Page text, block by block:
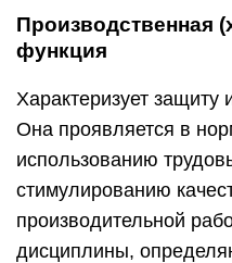
Производственная
функция
Характеризует защиту
Она проявляется в
использованию
стимулированию
производительной
дисциплины,